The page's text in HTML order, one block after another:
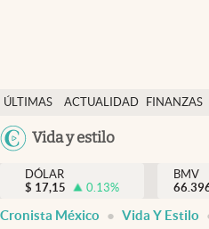
ÚLTIMAS
NOTICIAS
ACTUALIDAD
FINANZAS
Vida y estilo
Actualidad
Finanzas y economía
Dólar y mercados
DÓLAR
$ 17,15 0.13%
BMV
Cronista México Vida Y Estilo